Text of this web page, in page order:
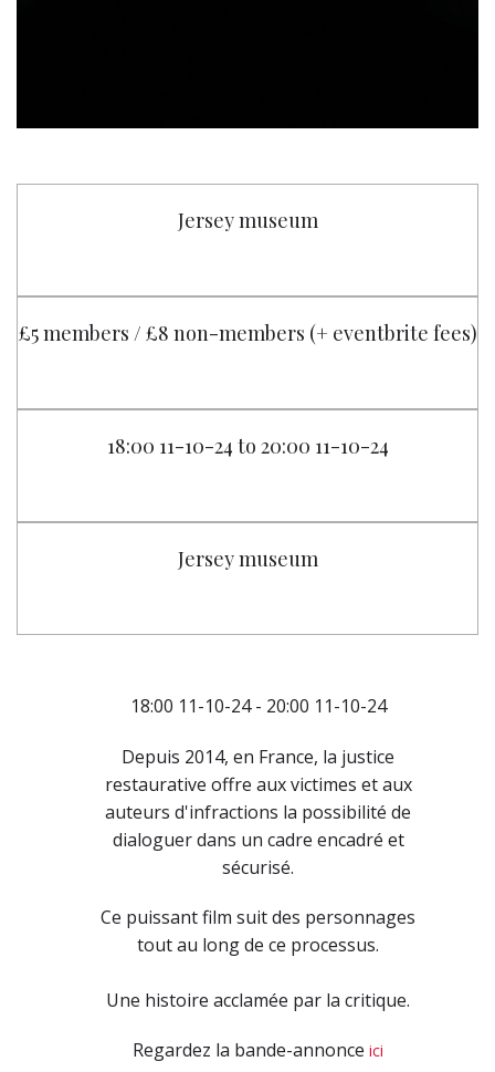
Jersey museum
£5 members / £8 non-members (+ eventbrite fees)
18:00 11-10-24 to 20:00 11-10-24
Jersey museum
18:00 11-10-24 - 20:00 11-10-24
Depuis 2014, en France, la justice
restaurative offre aux victimes et aux
auteurs d'infractions la possibilité de
dialoguer dans un cadre encadré et
sécurisé.
Ce puissant film suit des personnages
tout au long de ce processus.
Une histoire acclamée par la critique.
Regardez la bande-annonceici